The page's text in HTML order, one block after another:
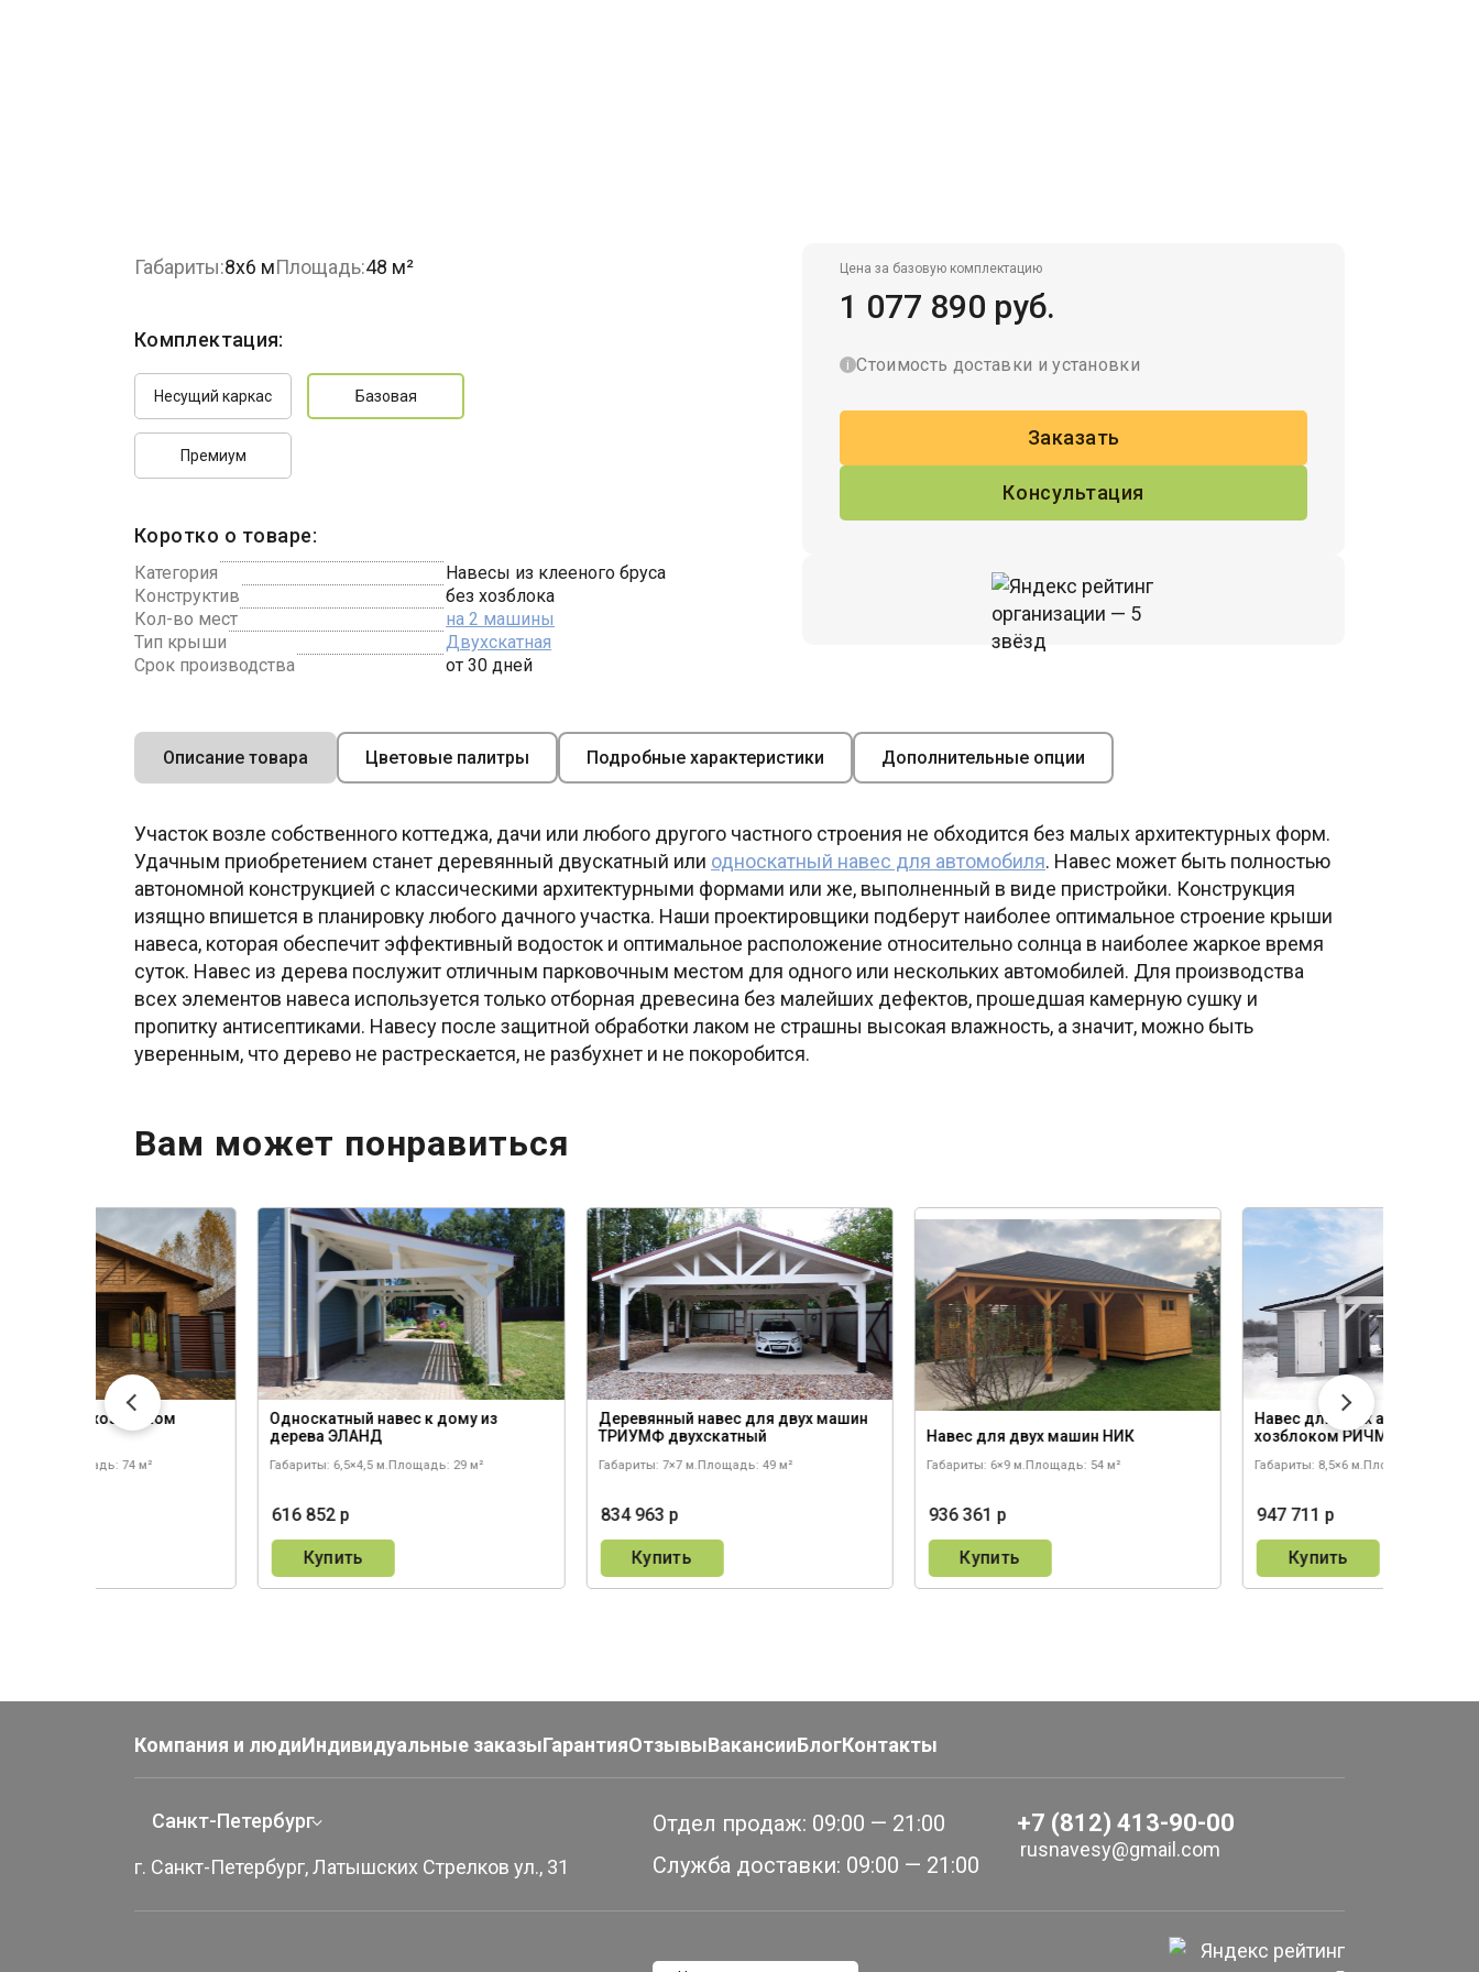
Габариты:8х6 мПлощадь:48 м²
Комплектация:
Несущий каркас Базовая
Премиум
Коротко о товаре:
Категория
Навесы из клееного бруса
Конструктив
без хозблока
Кол-во мест
на 2 машины
Тип крыши
Двухскатная
Срок производства
от 30 дней
Цена за базовую комплектацию
1 077 890 руб.
Стоимость доставки и установки
Заказать
Консультация
Описание товара Цветовые палитры Подробные характеристики Дополнительные опции
Участок возле собственного коттеджа, дачи или любого другого частного строения не обходится без малых архитектурных форм.
Удачным приобретением станет деревянный двускатный или односкатный навес для автомобиля. Навес может быть полностью
автономной конструкцией с классическими архитектурными формами или же, выполненный в виде пристройки. Конструкция
изящно впишется в планировку любого дачного участка. Наши проектировщики подберут наиболее оптимальное строение крыши
навеса, которая обеспечит эффективный водосток и оптимальное расположение относительно солнца в наиболее жаркое время
суток. Навес из дерева послужит отличным парковочным местом для одного или нескольких автомобилей. Для производства
всех элементов навеса используется только отборная древесина без малейших дефектов, прошедшая камерную сушку и
пропитку антисептиками. Навесу после защитной обработки лаком не страшны высокая влажность, а значит, можно быть
уверенным, что дерево не растрескается, не разбухнет и не покоробится.
Вам может понравиться
машин с хозблоком
Площадь: 74 м²
Односкатный навес к дому из
дерева ЭЛАНД
Габариты: 6,5×4,5 м.Площадь: 29 м²
616 852 р
Купить
Деревянный навес для двух машин
ТРИУМФ двухскатный
Габариты: 7×7 м.Площадь: 49 м²
834 963 р
Купить
Навес для двух машин НИК
Габариты: 6×9 м.Площадь: 54 м²
936 361 р
Купить
Навес для двух
хозблоком РИЧМОНД
Габариты: 8,5×6 м.Площадь: 51 м²
947 711 р
Купить
Компания и людиИндивидуальные заказыГарантияОтзывыВакансииБлогКонтакты
Санкт-Петербург
г. Санкт-Петербург, Латышских Стрелков ул., 31
Отдел продаж: 09:00 — 21:00
Служба доставки: 09:00 — 21:00
+7 (812) 413-90-00
rusnavesy@gmail.com